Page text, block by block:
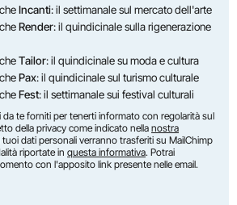
Incanti: il settimanale sul mercato dell'arte
Render: il quindicinale sulla rigenerazione
Tailor: il quindicinale su moda e cultura
Pax: il quindicinale sul turismo culturale
Fest: il settimanale sui festival culturali
da te forniti per tenerti informato con regolarità sul
della privacy come indicato nella nostra
tuoi dati personali verranno trasferiti su MailChimp
riportate in questa informativa. Potrai
con l'apposito link presente nelle email.